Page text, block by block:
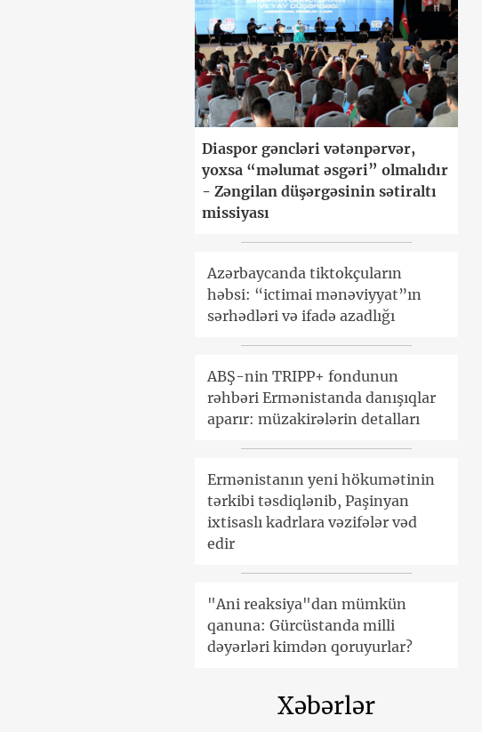
Diaspor gəncləri vətənpərvər,
yoxsa “məlumat əsgəri” olmalıdır
- Zəngilan düşərgəsinin sətiraltı
missiyası
Azərbaycanda tiktokçuların
həbsi: “ictimai mənəviyyat”ın
sərhədləri və ifadə azadlığı
ABŞ-nin TRIPP+ fondunun
rəhbəri Ermənistanda danışıqlar
aparır: müzakirələrin detalları
Ermənistanın yeni hökumətinin
tərkibi təsdiqlənib, Paşinyan
ixtisaslı kadrlara vəzifələr vəd
edir
"Ani reaksiya"dan mümkün
qanuna: Gürcüstanda milli
dəyərləri kimdən qoruyurlar?
Xəbərlər